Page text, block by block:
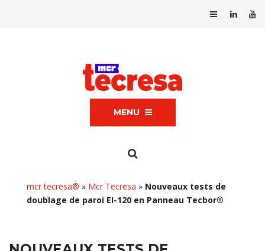
MENU
mcr tecresa® » Mcr Tecresa » Nouveaux tests de
doublage de paroi EI-120 en Panneau Tecbor®